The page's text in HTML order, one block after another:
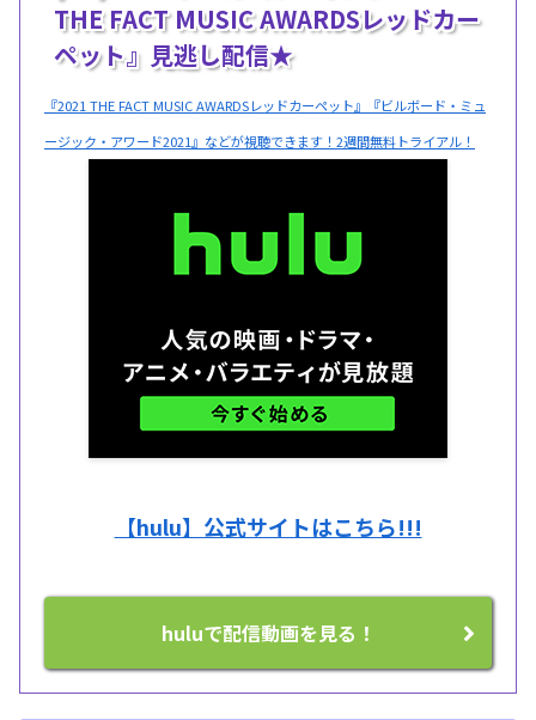
THE FACT MUSIC AWARDSレッドカー
ペット』見逃し配信★
『2021 THE FACT MUSIC AWARDSレッドカーペット』『ビルボード・ミュ
ージック・アワード2021』などが視聴できます！2週間無料トライアル！
【hulu】公式サイトはこちら!!!
huluで配信動画を見る！